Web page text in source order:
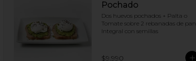
Pochado
Dos huevos pochados + Palta o
Tomate sobre 2 rebanadas de pan
Integral con semillas
$9.990